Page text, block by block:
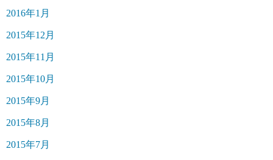
2016年1月
2015年12月
2015年11月
2015年10月
2015年9月
2015年8月
2015年7月